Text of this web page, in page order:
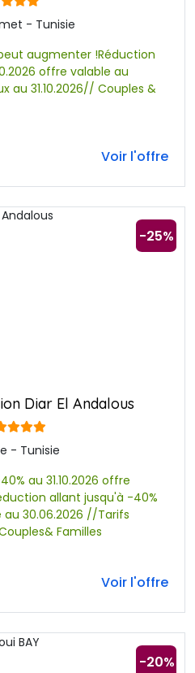
Early Booking et laissez
- Tunisie
augmenter !Réduction
offre valable au
au 31.10.2026// Couples &
Voir l'offre
-25%
Diar El Andalous
- Tunisie
au 31.10.2026 offre
allant jusqu'à -40%
au 30.06.2026 //Tarifs
Familles
Voir l'offre
-20%